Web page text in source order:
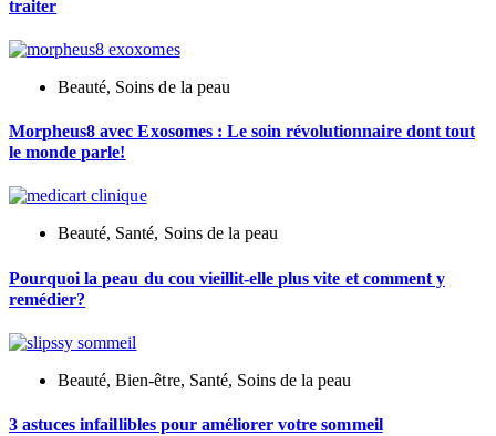
traiter
Beauté, Soins de la peau
Morpheus8 avec Exosomes : Le soin révolutionnaire dont tout
le monde parle!
Beauté, Santé, Soins de la peau
Pourquoi la peau du cou vieillit-elle plus vite et comment y
remédier?
Beauté,Bien-être, Santé, Soins de la peau
3 astuces infaillibles pour améliorer votre sommeil